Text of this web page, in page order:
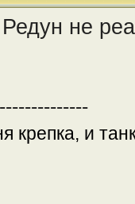
не
крепка, и